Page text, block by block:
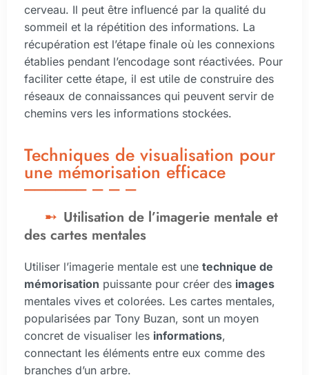
cerveau. Il peut être influencé par la qualité du
sommeil et la répétition des informations. La
récupération est l’étape finale où les connexions
établies pendant l’encodage sont réactivées. Pour
faciliter cette étape, il est utile de construire des
réseaux de connaissances qui peuvent servir de
chemins vers les informations stockées.
Techniques de visualisation pour
une mémorisation efficace
Utilisation de l’imagerie mentale et
des cartes mentales
Utiliser l’imagerie mentale est une technique de
mémorisation puissante pour créer des images
mentales vives et colorées. Les cartes mentales,
popularisées par Tony Buzan, sont un moyen
concret de visualiser les informations,
connectant les éléments entre eux comme des
branches d’un arbre.